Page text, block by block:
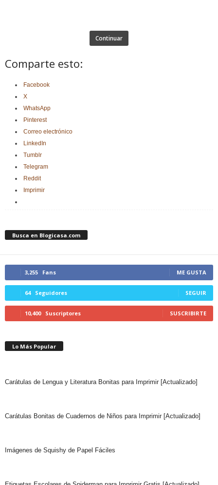
Continuar
Comparte esto:
Facebook
X
WhatsApp
Pinterest
Correo electrónico
LinkedIn
Tumblr
Telegram
Reddit
Imprimir
Busca en Blogicasa.com
3,255 Fans ME GUSTA
64 Seguidores SEGUIR
10,400 Suscriptores SUSCRIBIRTE
Lo Más Popular
Carátulas de Lengua y Literatura Bonitas para Imprimir [Actualizado]
Carátulas Bonitas de Cuadernos de Niños para Imprimir [Actualizado]
Imágenes de Squishy de Papel Fáciles